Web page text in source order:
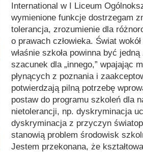
International w I Liceum
wymienione funkcje dostrzegam
tolerancja, zrozumienie dla
o prawach człowieka. Świat
właśnie szkoła powinna być
szacunek dla „innego,” wpajając
płynących z poznania i
potwierdzają pilną potrzebę
postaw do programu szkoleń dla
nietolerancji, np. dyskryminacja
dyskryminacja z przyczyn
stanowią problem środowisk
Jestem przekonana, że